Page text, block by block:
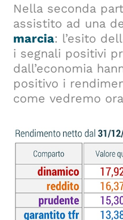
Nella seconda
assistito ad una
marcia: l’esito
i segnali positivi
dall’economia
positivo i
come vedremo